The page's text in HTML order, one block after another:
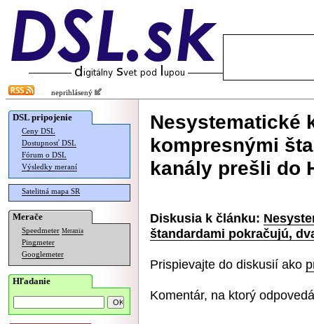
neprihlásený
DSL pripojenie
Ceny DSL
Dostupnosť DSL
Fórum o DSL
Výsledky meraní
Satelitná mapa SR
Merače
Speedmeter Merania
Pingmeter
Googlemeter
Hľadanie
Nesystematické
kompresnými
kanály prešli do
Diskusia k článku:
štandardami pokračujú,
Prispievajte do diskusií ako
Komentár, na ktorý